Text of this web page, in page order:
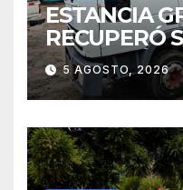
ESTANCIA
RECUPERÓ
EL SERVICIO
VECINOS
5 AGOSTO, 2026